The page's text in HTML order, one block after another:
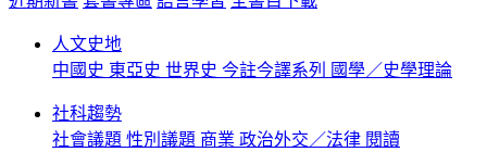
人文史地
中國史 東亞史 世界史 今註今譯系列 國學／史學理論
社科趨勢
社會議題 性別議題 商業 政治外交／法律 閱讀